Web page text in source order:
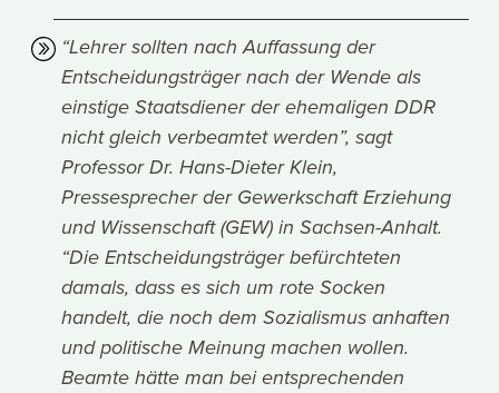
“Lehrer sollten nach Auffassung der
Entscheidungsträger nach der Wende als
einstige Staatsdiener der ehemaligen DDR
nicht gleich verbeamtet werden”, sagt
Professor Dr. Hans-Dieter Klein,
Pressesprecher der Gewerkschaft Erziehung
und Wissenschaft (GEW) in Sachsen-Anhalt.
“Die Entscheidungsträger befürchteten
damals, dass es sich um rote Socken
handelt, die noch dem Sozialismus anhaften
und politische Meinung machen wollen.
Beamte hätte man bei entsprechenden